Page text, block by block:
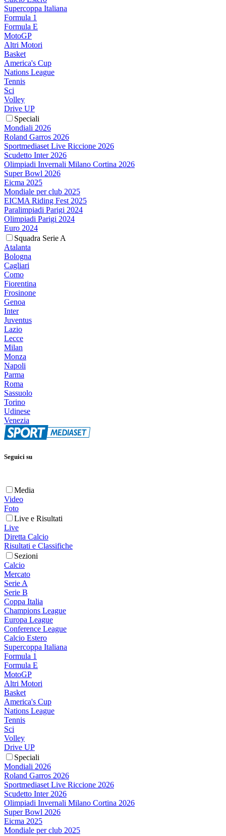
Supercoppa Italiana
Formula 1
Formula E
MotoGP
Altri Motori
Basket
America's Cup
Nations League
Tennis
Sci
Volley
Drive UP
Speciali
Mondiali 2026
Roland Garros 2026
Sportmediaset Live Riccione 2026
Scudetto Inter 2026
Olimpiadi Invernali Milano Cortina 2026
Super Bowl 2026
Eicma 2025
Mondiale per club 2025
EICMA Riding Fest 2025
Paralimpiadi Parigi 2024
Olimpiadi Parigi 2024
Euro 2024
Squadra Serie A
Atalanta
Bologna
Cagliari
Como
Fiorentina
Frosinone
Genoa
Inter
Juventus
Lazio
Lecce
Milan
Monza
Napoli
Parma
Roma
Sassuolo
Torino
Udinese
Venezia
Seguici su
Media
Video
Foto
Live e Risultati
Live
Diretta Calcio
Risultati e Classifiche
Sezioni
Calcio
Mercato
Serie A
Serie B
Coppa Italia
Champions League
Europa League
Conference League
Calcio Estero
Supercoppa Italiana
Formula 1
Formula E
MotoGP
Altri Motori
Basket
America's Cup
Nations League
Tennis
Sci
Volley
Drive UP
Speciali
Mondiali 2026
Roland Garros 2026
Sportmediaset Live Riccione 2026
Scudetto Inter 2026
Olimpiadi Invernali Milano Cortina 2026
Super Bowl 2026
Eicma 2025
Mondiale per club 2025